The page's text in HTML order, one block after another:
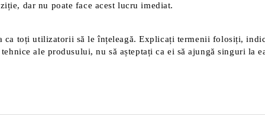
dar nu poate face acest lucru imediat.
toți utilizatorii să le înțeleagă. Explicați termenii folosiți,
ale produsului, nu să așteptați ca ei să ajungă singuri la